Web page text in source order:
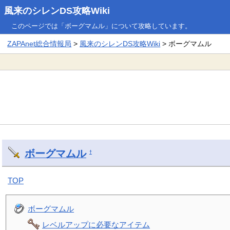
風来のシレンDS攻略Wiki
このページでは「ボーグマムル」について攻略しています。
ZAPAnet総合情報局 > 風来のシレンDS攻略Wiki > ボーグマムル
ボーグマムル †
TOP
ボーグマムル
レベルアップに必要なアイテム